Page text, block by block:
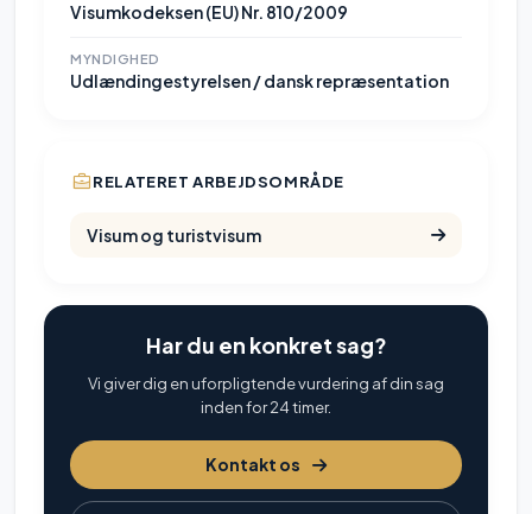
Visumkodeksen (EU) Nr. 810/2009
MYNDIGHED
Udlændingestyrelsen / dansk repræsentation
RELATERET ARBEJDSOMRÅDE
Visum og turistvisum
Har du en konkret sag?
Vi giver dig en uforpligtende vurdering af din sag
inden for 24 timer.
Kontakt os